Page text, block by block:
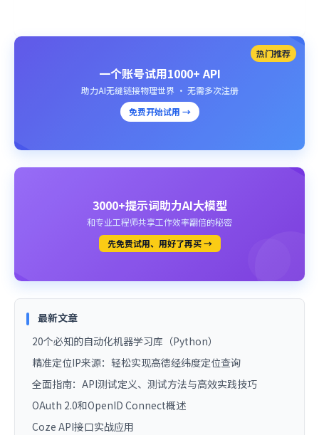
热门推荐
一个账号试用1000+ API
助力AI无缝链接物理世界 · 无需多次注册
免费开始试用 →
3000+提示词助力AI大模型
和专业工程师共享工作效率翻倍的秘密
先免费试用、用好了再买 →
最新文章
20个必知的自动化机器学习库（Python）
精准定位IP来源：轻松实现高德经纬度定位查询
全面指南：API测试定义、测试方法与高效实践技巧
OAuth 2.0和OpenID Connect概述
Coze API接口实战应用